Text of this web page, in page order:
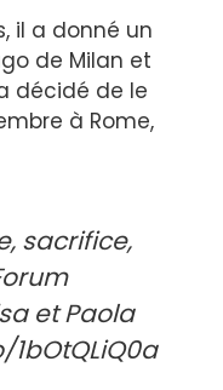
il a donné un
de Milan et
décidé de le
à Rome,
sacrifice,
et Paola